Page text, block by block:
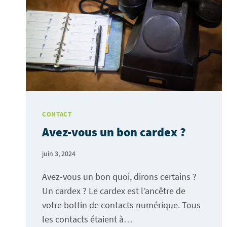
CONTACT
Avez-vous un bon cardex ?
juin 3, 2024
Avez-vous un bon quoi, dirons certains ?
Un cardex ? Le cardex est l’ancêtre de
votre bottin de contacts numérique. Tous
les contacts étaient à…